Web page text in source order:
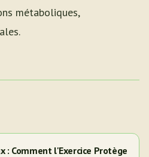
métaboliques,
: Comment l'Exercice Protège